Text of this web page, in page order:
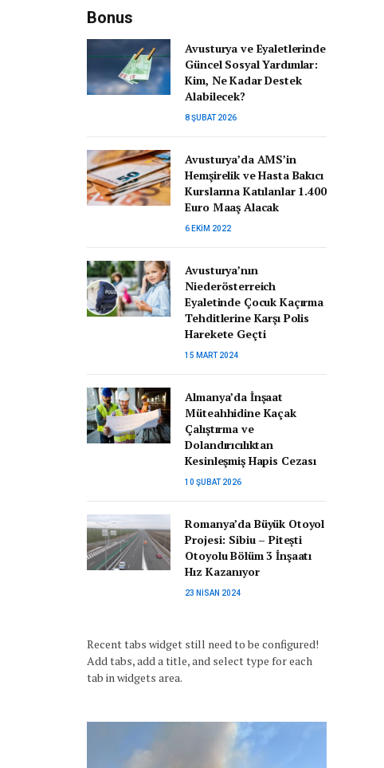
Bonus
Avusturya ve Eyaletlerinde
Güncel Sosyal Yardımlar:
Kim, Ne Kadar Destek
Alabilecek?
8 ŞUBAT 2026
Avusturya’da AMS’in
Hemşirelik ve Hasta Bakıcı
Kurslarına Katılanlar 1.400
Euro Maaş Alacak
6 EKIM 2022
Avusturya’nın
Niederösterreich
Eyaletinde Çocuk Kaçırma
Tehditlerine Karşı Polis
Harekete Geçti
15 MART 2024
Almanya’da İnşaat
Müteahhidine Kaçak
Çalıştırma ve
Dolandırıcılıktan
Kesinleşmiş Hapis Cezası
10 ŞUBAT 2026
Romanya’da Büyük Otoyol
Projesi: Sibiu – Pitești
Otoyolu Bölüm 3 İnşaatı
Hız Kazanıyor
23 NISAN 2024
Recent tabs widget still need to be configured!
Add tabs, add a title, and select type for each
tab in widgets area.